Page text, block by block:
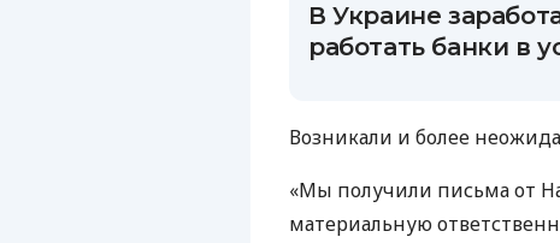
В Украине
работать банки в
Возникали и более
«Мы получили письма от
материальную